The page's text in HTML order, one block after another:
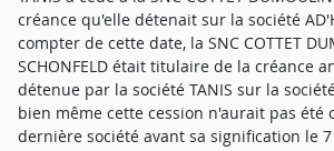
créance qu'elle détenait sur la société
compter de cette date, la SNC COTTET
SCHONFELD était titulaire de la créance
détenue par la société TANIS sur la
bien même cette cession n'aurait pas été
dernière société avant sa signification le